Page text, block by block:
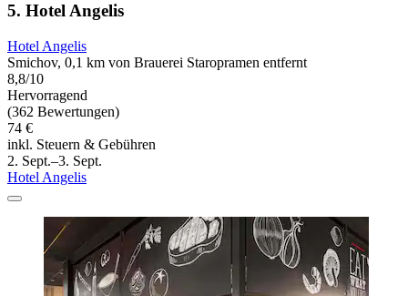
5. Hotel Angelis
Hotel Angelis
Smichov, 0,1 km von Brauerei Staropramen entfernt
8,8/10
Hervorragend
(362 Bewertungen)
74 €
inkl. Steuern & Gebühren
2. Sept.–3. Sept.
Hotel Angelis